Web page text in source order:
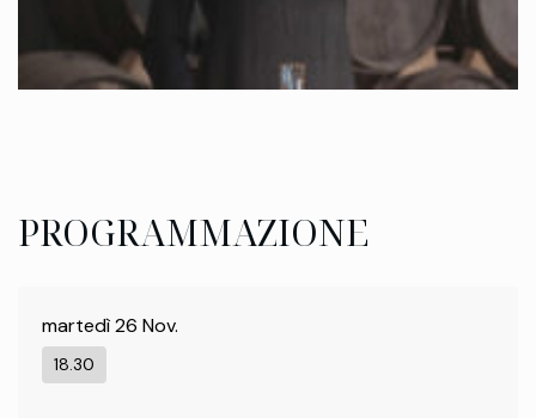
PROGRAMMAZIONE
martedì 26 Nov.
18.30